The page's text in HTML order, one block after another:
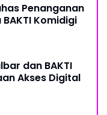
Penanganan
Komidigi
dan BAKTI
Akses Digital